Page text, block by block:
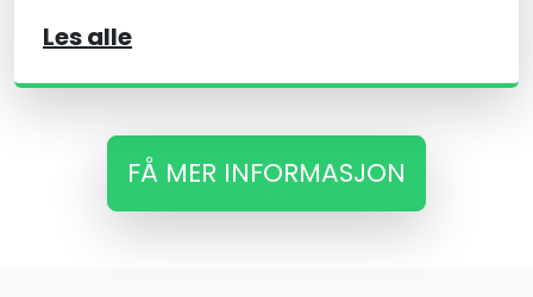
Les alle
FÅ MER INFORMASJON